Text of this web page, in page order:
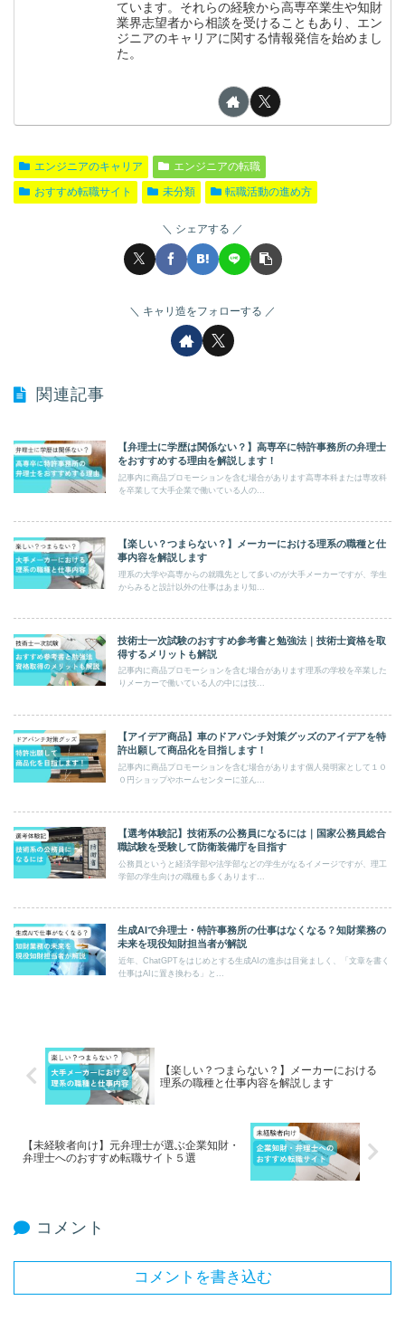
ています。それらの経験から高専卒業生や知財
業界志望者から相談を受けることもあり、エン
ジニアのキャリアに関する情報発信を始めまし
た。
エンジニアのキャリア
エンジニアの転職
おすすめ転職サイト
未分類 転職活動の進め方
シェアする
キャリ造をフォローする
関連記事
【弁理士に学歴は関係ない？】高専卒に特許事務所の弁理士
をおすすめする理由を解説します！
記事内に商品プロモーションを含む場合があります高専本科または専攻科
を卒業して大手企業で働いている人の...
【楽しい？つまらない？】メーカーにおける理系の職種と仕
事内容を解説します
理系の大学や高専からの就職先として多いのが大手メーカーですが、学生
からみると設計以外の仕事はあまり知...
技術士一次試験のおすすめ参考書と勉強法｜技術士資格を取
得するメリットも解説
記事内に商品プロモーションを含む場合があります理系の学校を卒業した
りメーカーで働いている人の中には技...
【アイデア商品】車のドアパンチ対策グッズのアイデアを特
許出願して商品化を目指します！
記事内に商品プロモーションを含む場合があります個人発明家として１０
０円ショップやホームセンターに並ん...
【選考体験記】技術系の公務員になるには｜国家公務員総合
職試験を受験して防衛装備庁を目指す
公務員というと経済学部や法学部などの学生がなるイメージですが、理工
学部の学生向けの職種も多くあります...
生成AIで弁理士・特許事務所の仕事はなくなる？知財業務の
未来を現役知財担当者が解説
近年、ChatGPTをはじめとする生成AIの進歩は目覚ましく、「文章を書く
仕事はAIに置き換わる」と...
【楽しい？つまらない？】メーカーにおける
理系の職種と仕事内容を解説します
【未経験者向け】元弁理士が選ぶ企業知財・
弁理士へのおすすめ転職サイト５選
コメント
コメントを書き込む